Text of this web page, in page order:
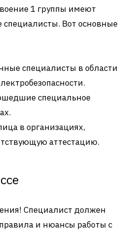
1 группы имеют
специалисты. Вот основные
специалисты в области
специальное
в организациях,
аттестацию.
Специалист должен
и нюансы работы с